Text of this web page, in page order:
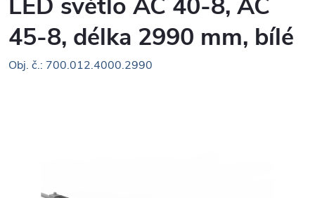
45-8, délka 2990 mm, bílé
Obj. č.: 700.012.4000.2990